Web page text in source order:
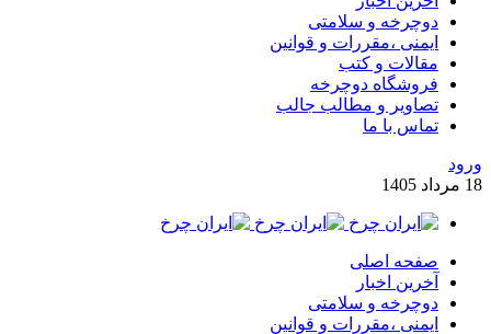
دوچرخه و سلامتی
ایمنی ،مقررات و قوانین
مقالات و کتب
فروشگاه دوچرخه
تصاویر و مطالب جالب
تماس با ما
ورود
18 مرداد 1405
صفحه اصلی
آخرین اخبار
دوچرخه و سلامتی
ایمنی ،مقررات و قوانین